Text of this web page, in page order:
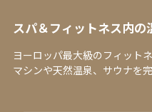
スパ＆フィットネス内の
ヨーロッパ最大級のフィット
マシンや天然温泉、サウナを